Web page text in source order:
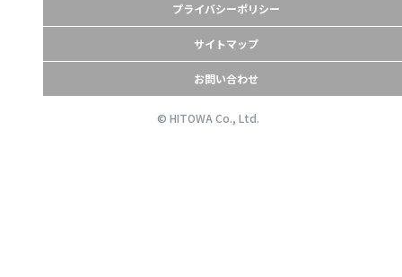
プライバシーポリシー
サイトマップ
お問い合わせ
© HITOWA Co., Ltd.